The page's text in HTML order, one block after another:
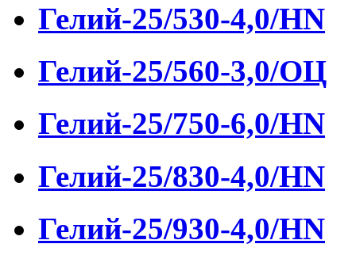
Гелий-25/530-4,0/HN
Гелий-25/560-3,0/ОЦ
Гелий-25/750-6,0/HN
Гелий-25/830-4,0/HN
Гелий-25/930-4,0/HN